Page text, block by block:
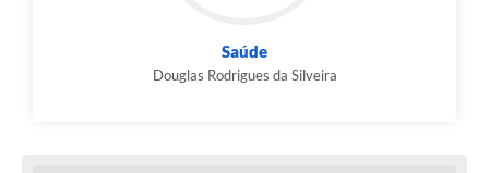
Saúde
Douglas Rodrigues da Silveira